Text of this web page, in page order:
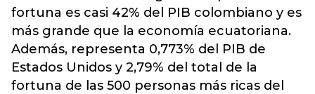
fortuna es casi 42% del PIB colombiano y es
más grande que la economía ecuatoriana.
Además, representa 0,773% del PIB de
Estados Unidos y 2,79% del total de la
fortuna de las 500 personas más ricas del